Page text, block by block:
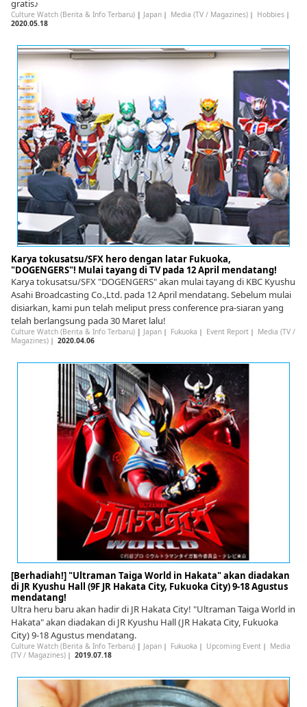
gratis♪
Culture Watch (Berita & Info Terbaru)| Japan｜ Media (TV / Magazines)｜ Hobbies｜
2020.05.18
Karya tokusatsu/SFX hero dengan latar Fukuoka,
"DOGENGERS"! Mulai tayang di TV pada 12 April mendatang!
Karya tokusatsu/SFX "DOGENGERS" akan mulai tayang di KBC Kyushu
Asahi Broadcasting Co.,Ltd. pada 12 April mendatang. Sebelum mulai
disiarkan, kami pun telah meliput press conference pra-siaran yang
telah berlangsung pada 30 Maret lalu!
Culture Watch (Berita & Info Terbaru)| Japan｜ Fukuoka ｜ Event Report｜ Media (TV /
Magazines)｜ 2020.04.06
[Berhadiah!] "Ultraman Taiga World in Hakata" akan diadakan
di JR Kyushu Hall (9F JR Hakata City, Fukuoka City) 9-18 Agustus
mendatang!
Ultra heru baru akan hadir di JR Hakata City! "Ultraman Taiga World in
Hakata" akan diadakan di JR Kyushu Hall (JR Hakata City, Fukuoka
City) 9-18 Agustus mendatang.
Culture Watch (Berita & Info Terbaru)| Japan｜ Fukuoka ｜ Upcoming Event｜ Media
(TV / Magazines)｜ 2019.07.18